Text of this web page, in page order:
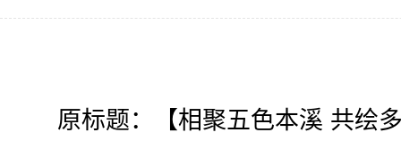
原标题：【相聚五色本溪 共绘